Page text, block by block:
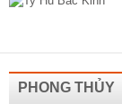
PHONG THỦY